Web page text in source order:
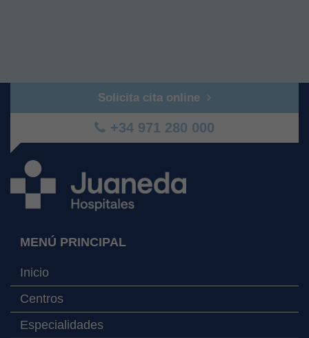
Solicita cita online
+34 971 280 000
MENÚ PRINCIPAL
Inicio
Centros
Especialidades